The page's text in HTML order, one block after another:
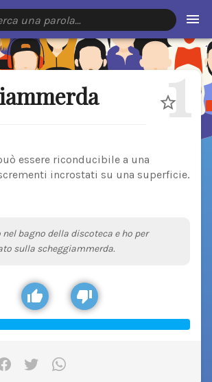
una parola…
1
essere riconducibile a una
incrostati su una superficie.
nel bagno della discoteca e ho per
sulla scheggiammerda.